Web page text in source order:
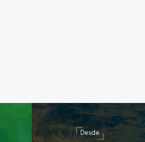
Desde